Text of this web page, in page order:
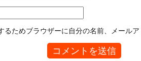
るためブラウザーに自分の名前、メールア